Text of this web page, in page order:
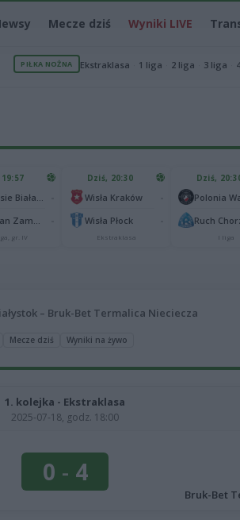
Mecze dziś Wyniki LIVE
PIŁKA NOŻNA Ekstraklasa 1 liga 2 liga 3 liga
gr. IV
Dziś, 20:30
Wisła Kraków
Wisła Płock
Ekstraklasa
Dziś,
Ruch
I liga
– Bruk-Bet Termalica Nieciecza
Mecze dziś Wyniki na żywo
1. kolejka - Ekstraklasa
2025-07-18, godz. 18:00
0 - 4
Bruk-Bet